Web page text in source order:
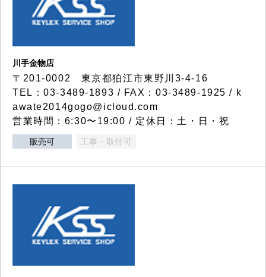
川手金物店
〒201-0002 東京都狛江市東野川3-4-16
TEL：03-3489-1893 / FAX：03-3489-1925 / k
awate2014gogo@icloud.com
営業時間：6:30〜19:00 / 定休日：土・日・祝
販売可 工事・取付可